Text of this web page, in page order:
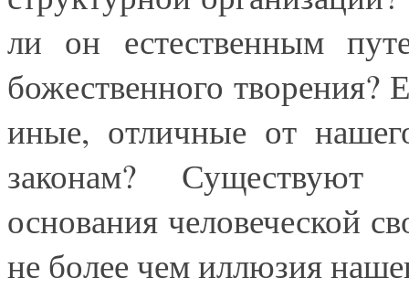
ли он естественным
божественного
иные, отличные от
законам? Существуют
основания человеческой
не более чем иллюзия